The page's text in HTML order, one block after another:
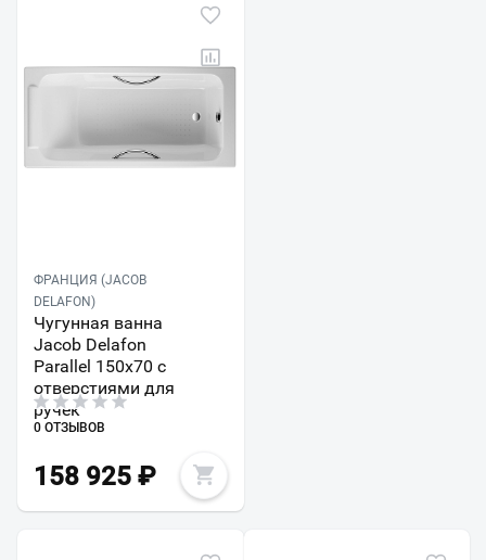
ФРАНЦИЯ (JACOB
DELAFON)
Чугунная ванна
Jacob Delafon
Parallel 150x70 с
отверстиями для
ручек
0 ОТЗЫВОВ
158 925 ₽